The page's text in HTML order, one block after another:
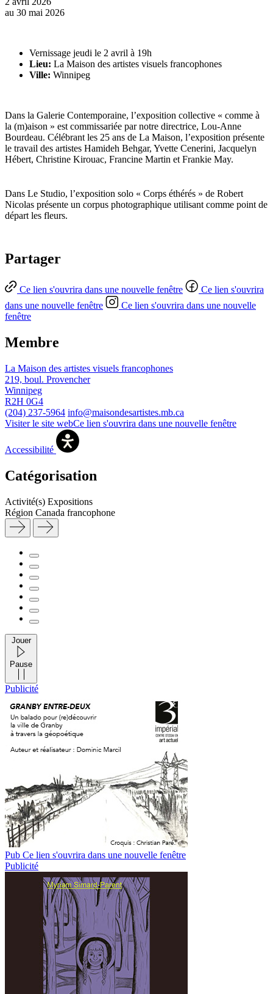
au 30 mai 2026
Vernissage jeudi le 2 avril à 19h
Lieu: La Maison des artistes visuels francophones
Ville: Winnipeg
Dans la Galerie Contemporaine, l’exposition collective « comme à
la (m)aison » est commissariée par notre directrice, Lou-Anne
Bourdeau. Célébrant les 25 ans de La Maison, l’exposition présente
le travail des artistes Hamideh Behgar, Yvette Cenerini, Jacquelyn
Hébert, Christine Kirouac, Francine Martin et Frankie May.
Dans Le Studio, l’exposition solo « Corps éthérés » de Robert
Nicolas présente un corpus photographique utilisant comme point de
départ les fleurs.
Partager
Ce lien s'ouvrira dans une nouvelle fenêtre
Ce lien s'ouvrira
dans une nouvelle fenêtre
Ce lien s'ouvrira dans une nouvelle
fenêtre
Membre
La Maison des artistes visuels francophones
219, boul. Provencher
Winnipeg
R2H 0G4
(204) 237-5964 info@maisondesartistes.mb.ca
Visiter le site webCe lien s'ouvrira dans une nouvelle fenêtre
Accessibilité
Catégorisation
Activité(s) Expositions
Région Canada francophone
Jouer
Pause
Publicité
Pub Ce lien s'ouvrira dans une nouvelle fenêtre
Publicité